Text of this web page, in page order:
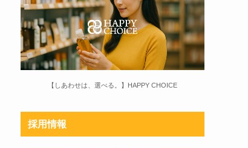
【しあわせは、選べる。】HAPPY CHOICE
採用情報